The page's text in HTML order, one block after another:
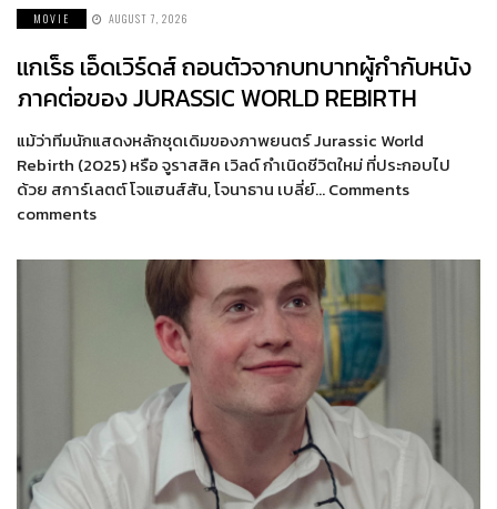
MOVIE AUGUST 7, 2026
แกเร็ธ เอ็ดเวิร์ดส์ ถอนตัวจากบทบาทผู้กำกับหนัง
ภาคต่อของ JURASSIC WORLD REBIRTH
แม้ว่าทีมนักแสดงหลักชุดเดิมของภาพยนตร์ Jurassic World
Rebirth (2025) หรือ จูราสสิค เวิลด์ กำเนิดชีวิตใหม่ ที่ประกอบไป
ด้วย สการ์เลตต์ โจแฮนส์สัน, โจนาธาน เบลี่ย์… Comments
comments